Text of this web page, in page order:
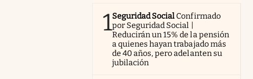
1Seguridad Social Confirmado
por Seguridad Social |
Reducirán un 15% de la pensión
a quienes hayan trabajado más
de 40 años, pero adelanten su
jubilación